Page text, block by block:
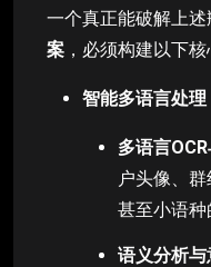
一个真正能破解上述
案 ，必须构建以下
智能多语言处
多语言
户头像、
甚至小语种
语义分析与